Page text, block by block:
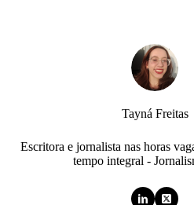
Tayná Freitas
Escritora e jornalista nas horas
tempo integral -